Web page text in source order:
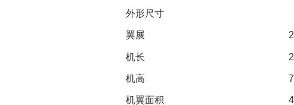
外形尺寸
翼展 22.80
机长 21.58
机高 7.27
机翼面积 42.18